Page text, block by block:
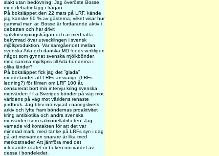
slakt utan bedövning. Jag överöste Bosse
med debattinlägg i frågan.
På boksläppet den 22 mars på LRF, kände
jag kanske 90 % av gästerna, vilket visar hur
gammal man är. Bosse är fortfarande aktiv i
debatten och har drivit
självförsörjningsfrågan och är med rätta
bekymrad över utvecklingen i svensk
mjölkproduktion. Var samgåendet mellan
svenska Arla och danska MD foods verkligen
något som gynnat svenska mjölkbönder,
med samma mjölkpris till Arla-bönderna i
olika länder?
På boksläppet fick jag det ”glada”
meddelandet att LRFs ansvarige (LRFs
ledning?) för filmen om LRF 100 år,
censurerat bort min intervju kring svenska
mervärden f f a Sveriges bönder på väg mot
världens på väg mot världens renaste
jordbruk. Jag blev intervjuad i näringslivets
arkiv och lyfte fram böndernas proaktivitet
kring antibiotika och andra svenska
mervärden som salmonellafriheten. Jag
varnade vid kontakten för att det var
minerad mark, med tanke på LRFs syn i dag
på att mervärden snarare är lika med
merkostnader. Att jämföra med det
inledande citatet ur boken om värdet av
dessa i bondeledet.